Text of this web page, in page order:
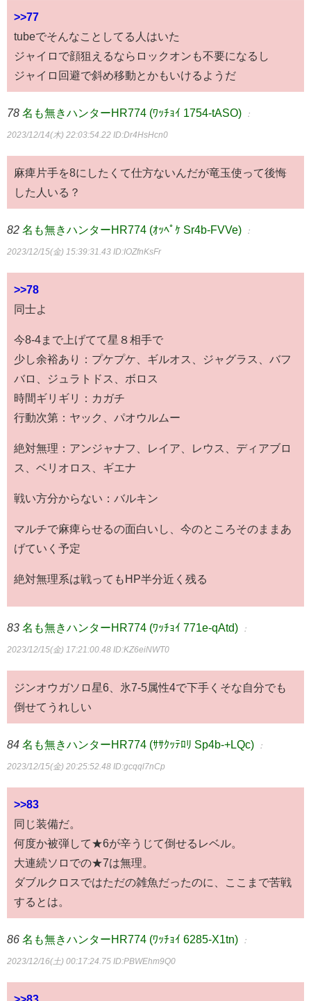
>>77
tubeでそんなことしてる人はいた
ジャイロで顔狙えるならロックオンも不要になるし
ジャイロ回避で斜め移動とかもいけるようだ
78 名も無きハンターHR774 (ﾜｯﾁｮｲ 1754-tASO) ：
2023/12/14(木) 22:03:54.22 ID:Dr4HsHcn0
麻痺片手を8にしたくて仕方ないんだが竜玉使って後悔
した人いる？
82 名も無きハンターHR774 (ｵｯﾍﾟｹ Sr4b-FVVe) ：
2023/12/15(金) 15:39:31.43 ID:IOZfnKsFr
>>78
同士よ
今8-4まで上げてて星８相手で
少し余裕あり：プケプケ、ギルオス、ジャグラス、バフ
バロ、ジュラトドス、ボロス
時間ギリギリ：カガチ
行動次第：ヤック、パオウルムー
絶対無理：アンジャナフ、レイア、レウス、ディアブロ
ス、ベリオロス、ギエナ
戦い方分からない：バルキン
マルチで麻痺らせるの面白いし、今のところそのままあ
げていく予定
絶対無理系は戦ってもHP半分近く残る
83 名も無きハンターHR774 (ﾜｯﾁｮｲ 771e-qAtd) ：
2023/12/15(金) 17:21:00.48 ID:KZ6eiNWT0
ジンオウガソロ星6、氷7-5属性4で下手くそな自分でも
倒せてうれしい
84 名も無きハンターHR774 (ｻｻｸｯﾃﾛﾘ Sp4b-+LQc) ：
2023/12/15(金) 20:25:52.48 ID:gcqql7nCp
>>83
同じ装備だ。
何度か被弾して★6が辛うじて倒せるレベル。
大連続ソロでの★7は無理。
ダブルクロスではただの雑魚だったのに、ここまで苦戦
するとは。
86 名も無きハンターHR774 (ﾜｯﾁｮｲ 6285-X1tn) ：
2023/12/16(土) 00:17:24.75 ID:PBWEhm9Q0